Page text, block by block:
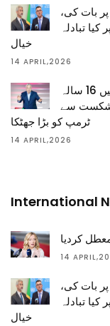
بات کی،
کیا تبادلہ
خیال
14 APRIL,2026
یورپ کی سیاست میں نیا موڑ: ہنگری میں 16 سالہ
شکست سے
ٹرمپ کو بڑا جھٹکا
14 APRIL,2026
International
کردیا
14
بات کی،
کیا تبادلہ
خیال